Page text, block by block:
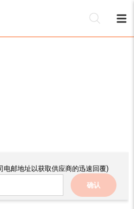
电邮地址以获取供应商的迅速回覆)
确认